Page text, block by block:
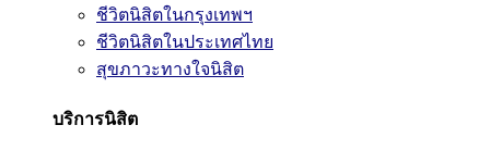
ชีวิตนิสิตในกรุงเทพฯ
ชีวิตนิสิตในประเทศไทย
สุขภาวะทางใจนิสิต
บริการนิสิต